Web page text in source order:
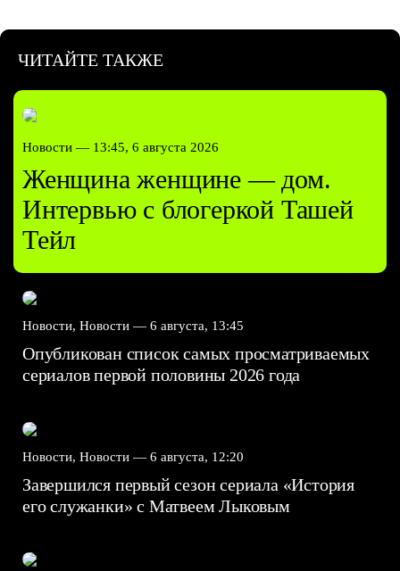
ЧИТАЙТЕ ТАКЖЕ
Новости — 13:45, 6 августа 2026
Женщина женщине — дом.
Интервью с блогеркой Ташей
Тейл
Новости, Новости — 6 августа, 13:45
Опубликован список самых просматриваемых
сериалов первой половины 2026 года
Новости, Новости — 6 августа, 12:20
Завершился первый сезон сериала «История
его служанки» с Матвеем Лыковым